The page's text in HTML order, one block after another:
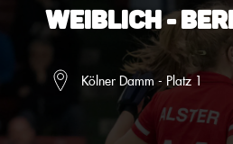
Weiblich -
Kölner Damm - Platz 1